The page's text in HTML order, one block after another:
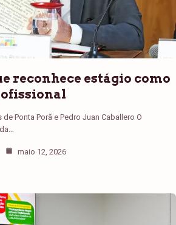
reconhece estágio como
Ponta Porã e Pedro Juan Caballero O
maio 12, 2026